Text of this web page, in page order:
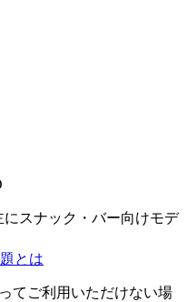
スナック・バー向けモデ
とは
てご利用いただけない場